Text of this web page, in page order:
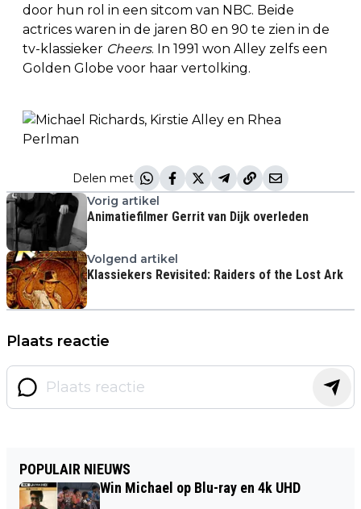
door hun rol in een sitcom van NBC. Beide
actrices waren in de jaren 80 en 90 te zien in de
tv-klassieker Cheers. In 1991 won Alley zelfs een
Golden Globe voor haar vertolking.
Delen met
Vorig artikel
Animatiefilmer Gerrit van Dijk overleden
Volgend artikel
Klassiekers Revisited: Raiders of the Lost Ark
Plaats reactie
POPULAIR NIEUWS
Win Michael op Blu-ray en 4k UHD